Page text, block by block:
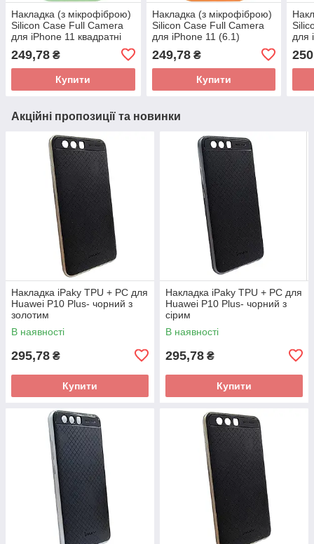
Накладка (з мікрофіброю)
Silicon Case Full Camera
для iPhone 11 квадратні
249,78 ₴
Купити
Накладка (з мікрофіброю)
Silicon Case Full Camera
для iPhone 11 (6.1)
помаранчевий
249,78₴
Купити
для
Акційні пропозиції та новинки
Накладка iPaky TPU + PC для
Huawei P10 Plus- чорний з
золотим
В наявності
295,78 ₴
Купити
Накладка iPaky TPU + PC для
Huawei P10 Plus- чорний з
сірим
В наявності
295,78 ₴
Купити